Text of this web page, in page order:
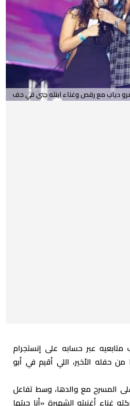
دياب مع رقص وغناء ابنته جنى في حف
عبر حسابه على إنستجرام
حفله الأخير، اللي أقيم في أبو
المسرح مع والدها، وسط تفاعل
غناء أغنيته الشهيرة «أنا حبتها